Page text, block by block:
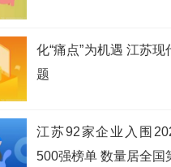
化“痛点”为机遇 江苏
题
江苏92家企业入围
500强榜单 数量居全国